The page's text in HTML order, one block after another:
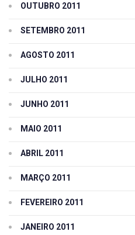
OUTUBRO 2011
SETEMBRO 2011
AGOSTO 2011
JULHO 2011
JUNHO 2011
MAIO 2011
ABRIL 2011
MARÇO 2011
FEVEREIRO 2011
JANEIRO 2011